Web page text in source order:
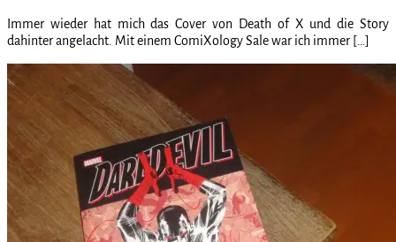
Immer wieder hat mich das Cover von Death of X und die Story
dahinter angelacht. Mit einem ComiXology Sale war ich immer […]